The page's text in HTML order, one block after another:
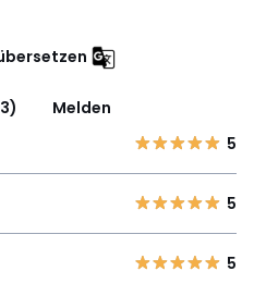
Melden
5
5
5